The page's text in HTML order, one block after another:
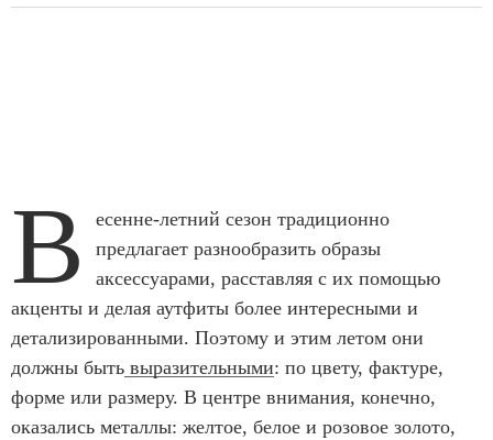
В
есенне-летний сезон традиционно
предлагает разнообразить образы
аксессуарами, расставляя с их помощью
акценты и делая аутфиты более интересными и
детализированными. Поэтому и этим летом они
должны быть выразительными: по цвету, фактуре,
форме или размеру. В центре внимания, конечно,
оказались металлы: желтое, белое и розовое золото,